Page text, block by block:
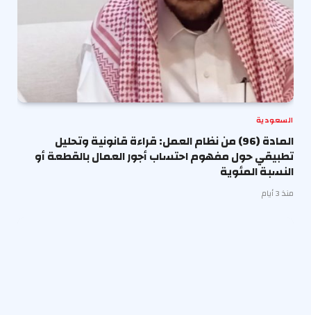
السعودية
المادة (96) من نظام العمل: قراءة قانونية وتحليل
تطبيقي حول مفهوم احتساب أجور العمال بالقطعة أو
النسبة المئوية
منذ 3 أيام